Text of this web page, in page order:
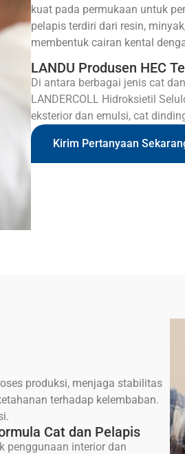
kuat pada permukaan untuk
pelapis terdiri dari resin,
membentuk cairan kental
LANDU Produsen HEC
Di antara berbagai jenis cat
LANDERCOLL Hidroksietil
eksterior dan emulsi, cat
Kirim Pertanyaan
produksi, menjaga stabilitas
terhadap kelembaban.
Cat dan Pelapis
penggunaan interior dan